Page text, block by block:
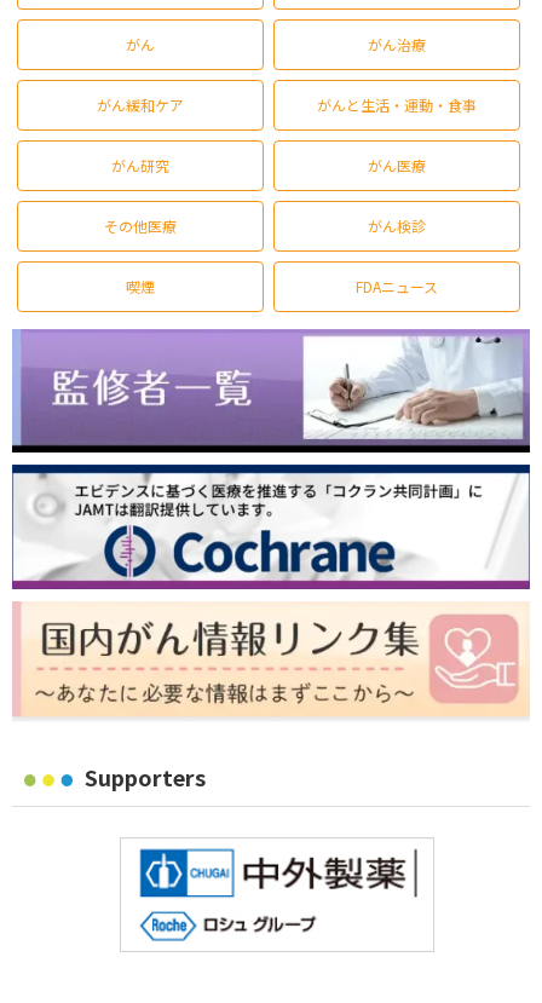
がん がん治療
がん緩和ケア がんと生活・運動・食事
がん研究 がん医療
その他医療 がん検診
喫煙 FDAニュース
Supporters